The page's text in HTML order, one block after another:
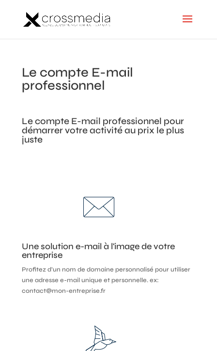
Le compte E-mail
professionnel
Le compte E-mail professionnel pour
démarrer votre activité au prix le plus
juste
Une solution e-mail à l'image de votre
entreprise
Profitez d’un nom de domaine personnalisé pour utiliser
une adresse e-mail unique et personnelle. ex:
contact@mon-entreprise.fr